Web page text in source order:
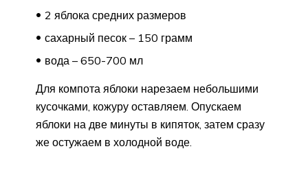
2 яблока средних размеров
сахарный песок – 150 грамм
вода – 650-700 мл
Для компота яблоки нарезаем небольшими
кусочками, кожуру оставляем. Опускаем
яблоки на две минуты в кипяток, затем сразу
же остужаем в холодной воде.